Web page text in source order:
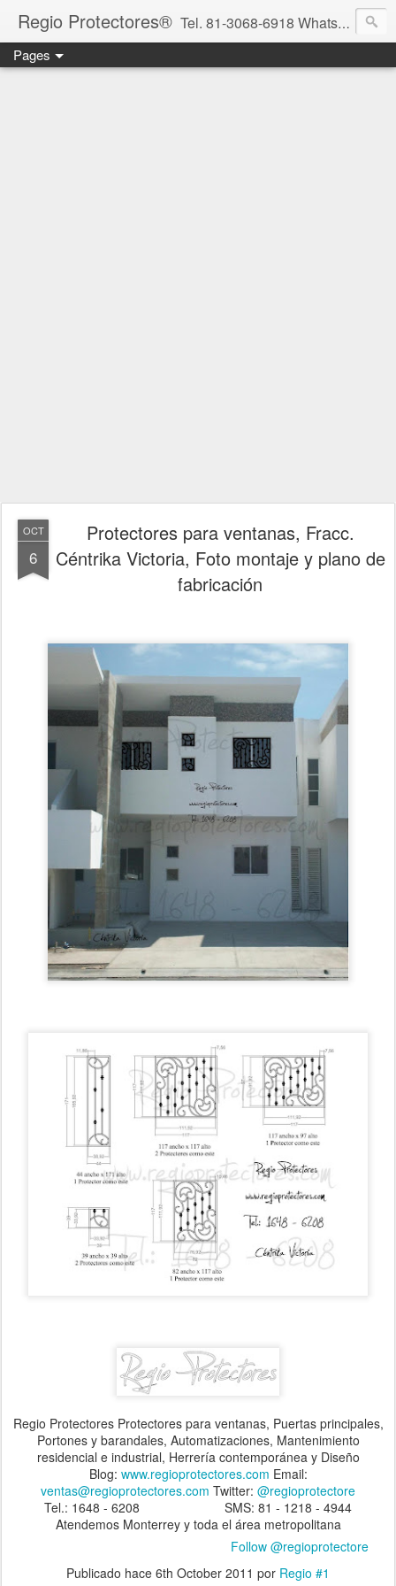
Regio Protectores® Tel. 81-3068-6918 WhatsApp 81-2636-2823 / 33-1145-3780 cotizacionregioprotectores@gmail.com / regioprotectores@gmail.com https://www.facebook.com/RegioProtectores/
Pages
OCT
6
Protectores para ventanas, Fracc.
Céntrika Victoria, Foto montaje y plano de
fabricación
Regio Protectores Protectores para ventanas, Puertas principales,
Portones y barandales, Automatizaciones, Mantenimiento
residencial e industrial, Herrería contemporánea y Diseño
Blog: www.regioprotectores.com Email:
ventas@regioprotectores.com Twitter: @regioprotectore
Tel.: 1648 - 6208 SMS: 81 - 1218 - 4944
Atendemos Monterrey y toda el área metropolitana
Follow @regioprotectore
Publicado hace 6th October 2011 por Regio #1